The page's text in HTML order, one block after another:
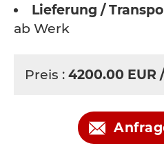
Lieferung /
ab Werk
Preis : 4200.00 EUR